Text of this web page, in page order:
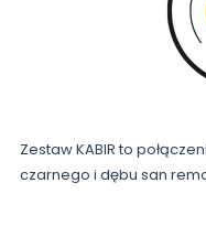
Zestaw KABIR to
czarnego i dębu san